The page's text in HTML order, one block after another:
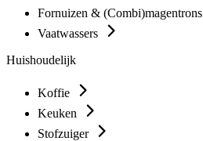
Fornuizen & (Combi)magentrons
Vaatwassers
Huishoudelijk
Koffie
Keuken
Stofzuiger